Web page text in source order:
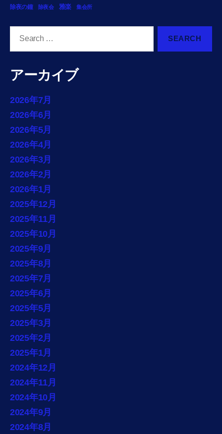
除夜の鐘 除夜会 雅楽 集会所
アーカイブ
2026年7月
2026年6月
2026年5月
2026年4月
2026年3月
2026年2月
2026年1月
2025年12月
2025年11月
2025年10月
2025年9月
2025年8月
2025年7月
2025年6月
2025年5月
2025年3月
2025年2月
2025年1月
2024年12月
2024年11月
2024年10月
2024年9月
2024年8月